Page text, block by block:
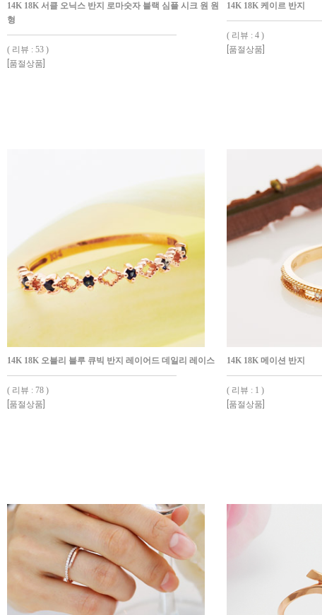
14K 18K 서클 오닉스 반지 로마숫자 블랙 심플 시크 원 원
형
( 리뷰 : 53 )
[품절상품]
14K 18K 케이르 반지
( 리뷰 : 4 )
[품절상품]
14K 18K 오블리 블루 큐빅 반지 레이어드 데일리 레이스
( 리뷰 : 78 )
[품절상품]
14K 18K 메이션 반지
( 리뷰 : 1 )
[품절상품]